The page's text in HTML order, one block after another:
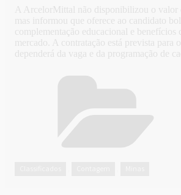
A ArcelorMittal não disponibilizou o valor
mas informou que oferece ao candidato
complementação educacional e benefícios
mercado. A contratação está prevista para
dependerá da vaga e da programação de